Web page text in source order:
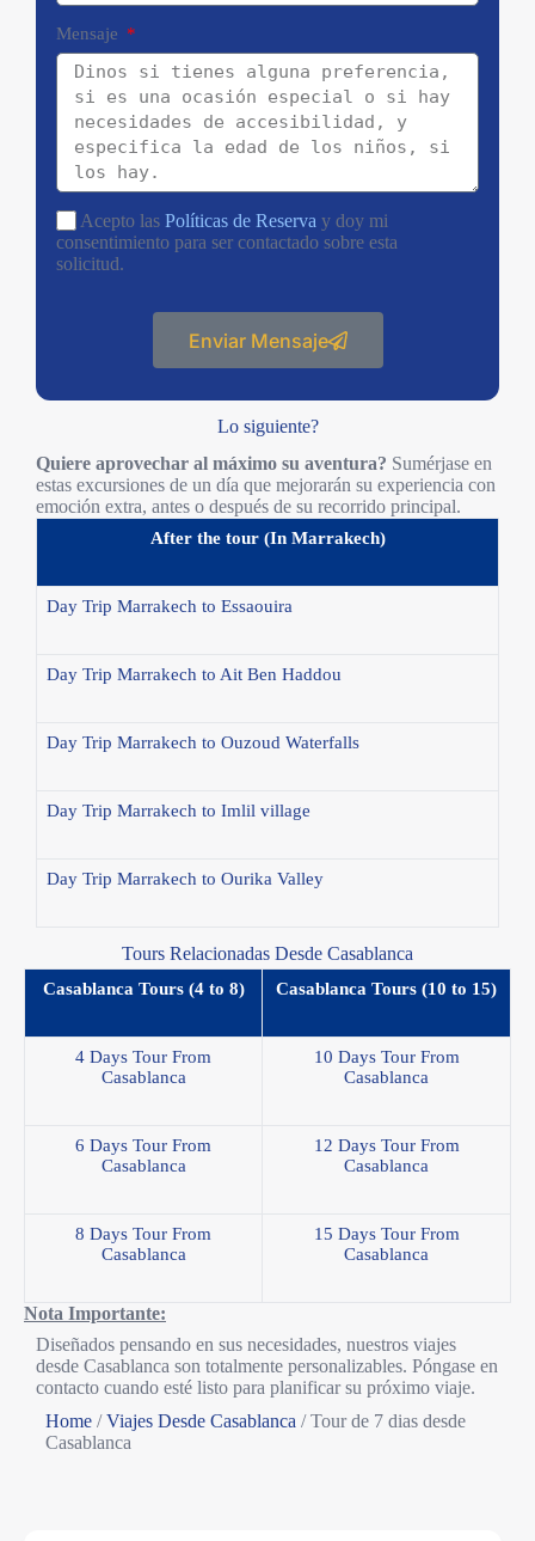
Mensaje
Acepto las Políticas de Reserva y doy mi
consentimiento para ser contactado sobre esta
solicitud.
Enviar Mensaje
Lo siguiente?
Quiere aprovechar al máximo su aventura? Sumérjase en
estas excursiones de un día que mejorarán su experiencia con
emoción extra, antes o después de su recorrido principal.
After the tour (In Marrakech)
Day Trip Marrakech to Essaouira
Day Trip Marrakech to Ait Ben Haddou
Day Trip Marrakech to Ouzoud Waterfalls
Day Trip Marrakech to Imlil village
Day Trip Marrakech to Ourika Valley
Tours Relacionadas Desde Casablanca
Casablanca Tours (4 to 8) Casablanca Tours (10 to 15)
4 Days Tour From
Casablanca
10 Days Tour From
Casablanca
6 Days Tour From
Casablanca
12 Days Tour From
Casablanca
8 Days Tour From
Casablanca
15 Days Tour From
Casablanca
Nota Importante:
Diseñados pensando en sus necesidades, nuestros viajes
desde Casablanca son totalmente personalizables. Póngase en
contacto cuando esté listo para planificar su próximo viaje.
Home /Viajes Desde Casablanca /Tour de 7 dias desde
Casablanca